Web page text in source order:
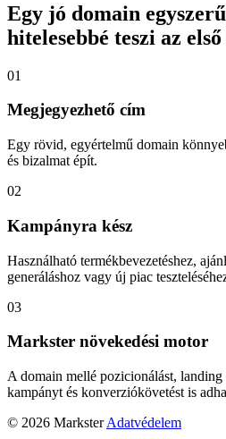
Egy jó domain
hitelesebbé teszi az
01
Megjegyezhető cím
Egy rövid, egyértelmű domain
és bizalmat épít.
02
Kampányra kész
Használható termékbevezetéshez,
generáláshoz vagy új piac
03
Markster növekedési motor
A domain mellé pozicionálást,
kampányt és konverziókövetést is
© 2026 Markster Adatvédelem